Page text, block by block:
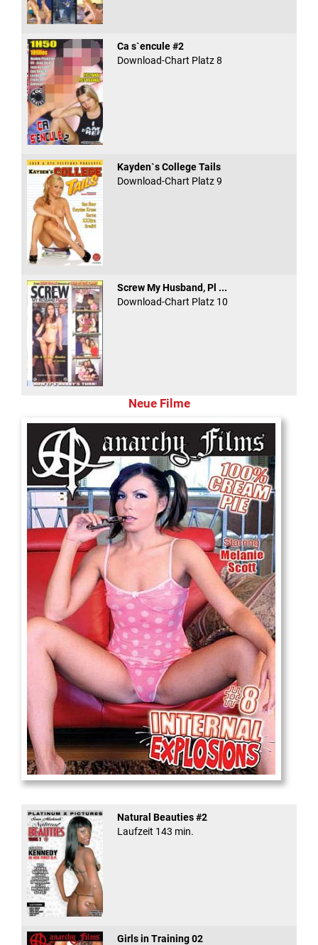
Ca s`encule #2
Download-Chart Platz 8
Kayden`s College Tails
Download-Chart Platz 9
Screw My Husband, Pl ...
Download-Chart Platz 10
Neue Filme
Internal Explosionen
Natural Beauties #2
Laufzeit 143 min.
Girls in Training 02